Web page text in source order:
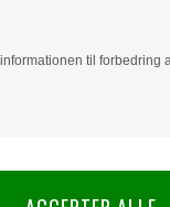
til forbedring